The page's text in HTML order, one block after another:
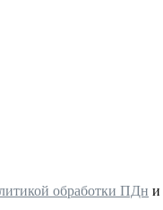
обработки ПДн и